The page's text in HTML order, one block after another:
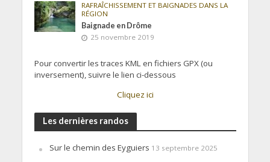
RAFRAÎCHISSEMENT ET BAIGNADES DANS LA
RÉGION
Baignade en Drôme
25 novembre 2019
Pour convertir les traces KML en fichiers GPX (ou
inversement), suivre le lien ci-dessous
Cliquez ici
Les dernières randos
Sur le chemin des Eyguiers 13 septembre 2025